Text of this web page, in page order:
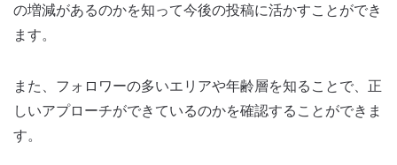
の増減があるのかを知って今後の投稿に活かすことができ
ます。
また、フォロワーの多いエリアや年齢層を知ることで、正
しいアプローチができているのかを確認することができま
す。